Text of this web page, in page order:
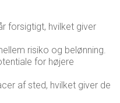
forsigtigt, hvilket giver
risiko og belønning.
for højere
af sted, hvilket giver de